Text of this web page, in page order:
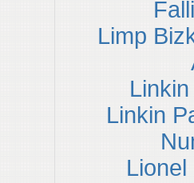
Limp
Linkin